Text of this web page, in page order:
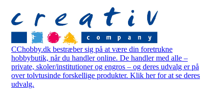
CChobby.dk bestræber sig på at være din foretrukne
hobbybutik, når du handler online. De handler med alle –
private, skoler/institutioner og engros – og deres udvalg er på
over tolvtusinde forskellige produkter. Klik her for at se deres
udvalg.